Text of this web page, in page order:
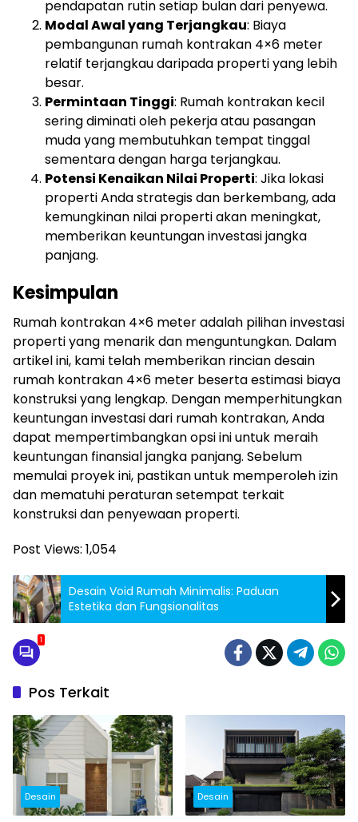
pendapatan rutin setiap bulan dari penyewa.
Modal Awal yang Terjangkau: Biaya
pembangunan rumah kontrakan 4×6 meter
relatif terjangkau daripada properti yang lebih
besar.
Permintaan Tinggi: Rumah kontrakan kecil
sering diminati oleh pekerja atau pasangan
muda yang membutuhkan tempat tinggal
sementara dengan harga terjangkau.
Potensi Kenaikan Nilai Properti: Jika lokasi
properti Anda strategis dan berkembang, ada
kemungkinan nilai properti akan meningkat,
memberikan keuntungan investasi jangka
panjang.
Kesimpulan
Rumah kontrakan 4×6 meter adalah pilihan investasi
properti yang menarik dan menguntungkan. Dalam
artikel ini, kami telah memberikan rincian desain
rumah kontrakan 4×6 meter beserta estimasi biaya
konstruksi yang lengkap. Dengan memperhitungkan
keuntungan investasi dari rumah kontrakan, Anda
dapat mempertimbangkan opsi ini untuk meraih
keuntungan finansial jangka panjang. Sebelum
memulai proyek ini, pastikan untuk memperoleh izin
dan mematuhi peraturan setempat terkait
konstruksi dan penyewaan properti.
Post Views: 1,054
Desain Void Rumah Minimalis: Paduan
Estetika dan Fungsionalitas
1
Pos Terkait
Desain Desain